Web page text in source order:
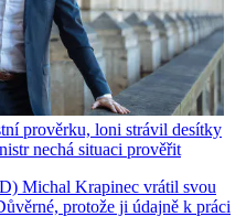
prověrku, loni strávil desítky
nechá situaci prověřit
Michal Krapinec vrátil svou
protože ji údajně k práci